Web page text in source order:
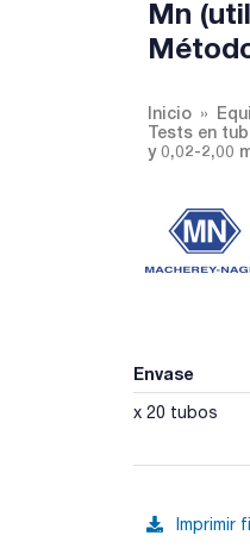
Mn
Inicio
Tests en
y 0,02-2,00
Envase
x 20 tubos
Imprimir